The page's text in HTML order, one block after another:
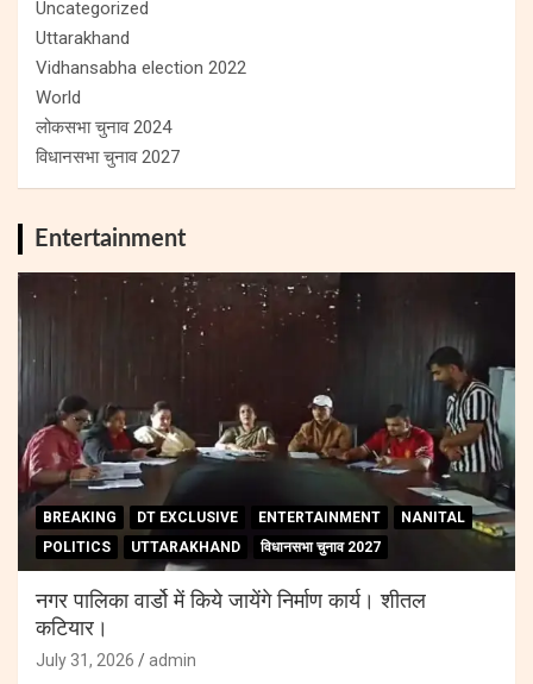
Uncategorized
Uttarakhand
Vidhansabha election 2022
World
लोकसभा चुनाव 2024
विधानसभा चुनाव 2027
Entertainment
BREAKING DT EXCLUSIVE ENTERTAINMENT
NANITAL
POLITICS
UTTARAKHAND विधानसभा चुनाव 2027
नगर पालिका वार्डो में किये जायेंगे निर्माण कार्य। शीतल
कटियार।
July 31, 2026 admin